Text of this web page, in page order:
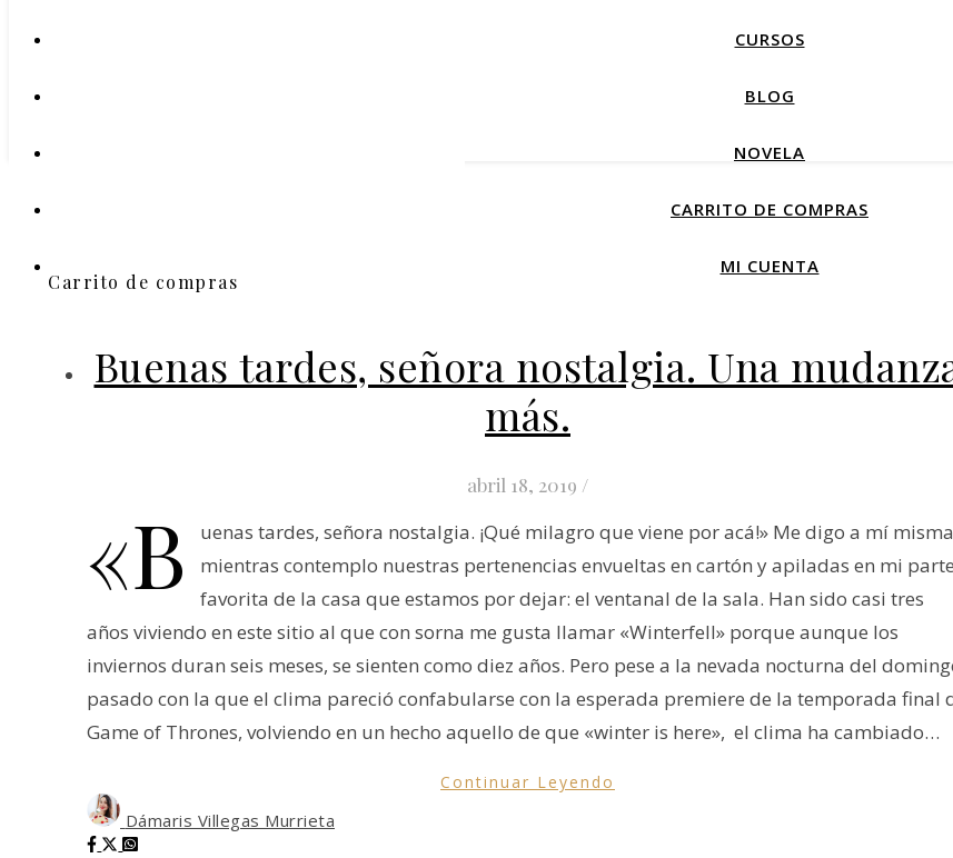
CURSOS
BLOG
NOVELA
CARRITO DE COMPRAS
MI CUENTA
Carrito de compras
Buenas tardes, señora nostalgia. Una
más.
abril 18, 2019 /
«B
uenas tardes, señora nostalgia. ¡Qué milagro que viene por acá!» Me digo a mí misma
mientras contemplo nuestras pertenencias envueltas en cartón y apiladas en mi parte
favorita de la casa que estamos por dejar: el ventanal de la sala. Han sido casi tres
años viviendo en este sitio al que con sorna me gusta llamar «Winterfell» porque aunque los
inviernos duran seis meses, se sienten como diez años. Pero pese a la nevada nocturna del
pasado con la que el clima pareció confabularse con la esperada premiere de la temporada final
Game of Thrones, volviendo en un hecho aquello de que «winter is here», el clima ha cambiado…
Continuar Leyendo
Dámaris Villegas Murrieta